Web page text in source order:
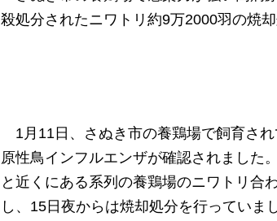
殺処分されたニワトリ約9万2000羽の焼却
1月11日、さぬき市の養鶏場で飼育さ
原性鳥インフルエンザが確認されました
と近くにある系列の養鶏場のニワトリ合
し、15日夜からは焼却処分を行ってい